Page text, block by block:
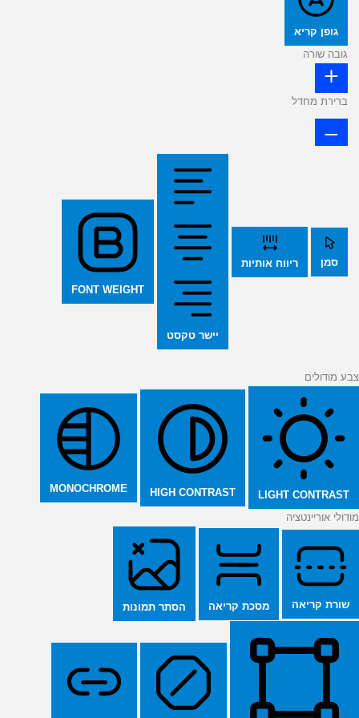
גופן קריא
גובה שורה
ברירת מחדל
סמן ריווח אותיות
יישר טקסט
FONT WEIGHT
צבע מודולים
LIGHT CONTRAST
HIGH CONTRAST
MONOCHROME
מודולי אוריינטציה
שורת קריאה מסכת קריאה הסתר תמונות